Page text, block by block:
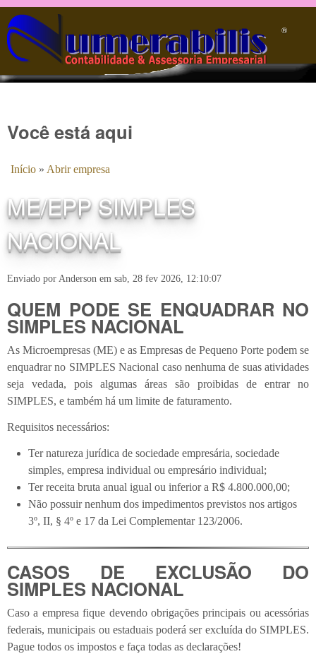
Pular para o conteúdo principal
®️
Você está aqui
Início » Abrir empresa
ME/EPP SIMPLES
NACIONAL
Enviado por Anderson em sab, 28 fev 2026, 12:10:07
QUEM PODE SE ENQUADRAR NO
SIMPLES NACIONAL
As Microempresas (ME) e as Empresas de Pequeno Porte podem se
enquadrar no SIMPLES Nacional caso nenhuma de suas atividades
seja vedada, pois algumas áreas são proibidas de entrar no
SIMPLES, e também há um limite de faturamento.
Requisitos necessários:
Ter natureza jurídica de sociedade empresária, sociedade
simples, empresa individual ou empresário individual;
Ter receita bruta anual igual ou inferior a R$ 4.800.000,00;
Não possuir nenhum dos impedimentos previstos nos artigos
3º, II, § 4º e 17 da Lei Complementar 123/2006.
CASOS DE EXCLUSÃO DO
SIMPLES NACIONAL
Caso a empresa fique devendo obrigações principais ou acessórias
federais, municipais ou estaduais poderá ser excluída do SIMPLES.
Pague todos os impostos e faça todas as declarações!